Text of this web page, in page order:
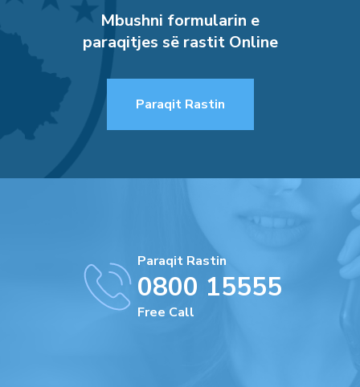
Mbushni formularin e
paraqitjes së rastit Online
Paraqit Rastin
Paraqit Rastin
0800 15555
Free Call